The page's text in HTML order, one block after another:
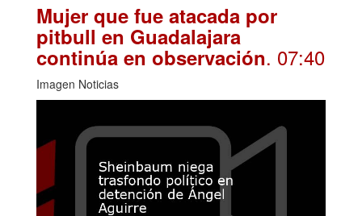
Mujer que fue atacada por
pitbull en Guadalajara
continúa en observación. 07:40
Imagen Noticias